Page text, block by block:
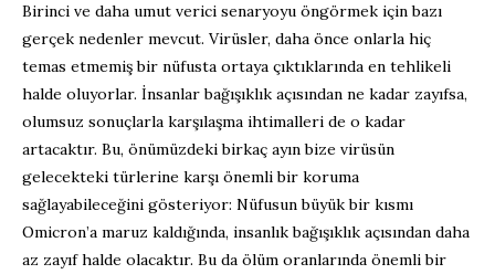
Birinci ve daha umut verici senaryoyu öngörmek için bazı
gerçek nedenler mevcut. Virüsler, daha önce onlarla hiç
temas etmemiş bir nüfusta ortaya çıktıklarında en tehlikeli
halde oluyorlar. İnsanlar bağışıklık açısından ne kadar zayıfsa,
olumsuz sonuçlarla karşılaşma ihtimalleri de o kadar
artacaktır. Bu, önümüzdeki birkaç ayın bize virüsün
gelecekteki türlerine karşı önemli bir koruma
sağlayabileceğini gösteriyor: Nüfusun büyük bir kısmı
Omicron’a maruz kaldığında, insanlık bağışıklık açısından daha
az zayıf halde olacaktır. Bu da ölüm oranlarında önemli bir